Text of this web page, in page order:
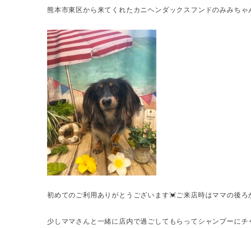
熊本市東区から来てくれたカニヘンダックスフンドのみみちゃ
初めてのご利用ありがとうございます💓ご来店時はママの後
少しママさんと一緒に店内で過ごしてもらってシャンプーに